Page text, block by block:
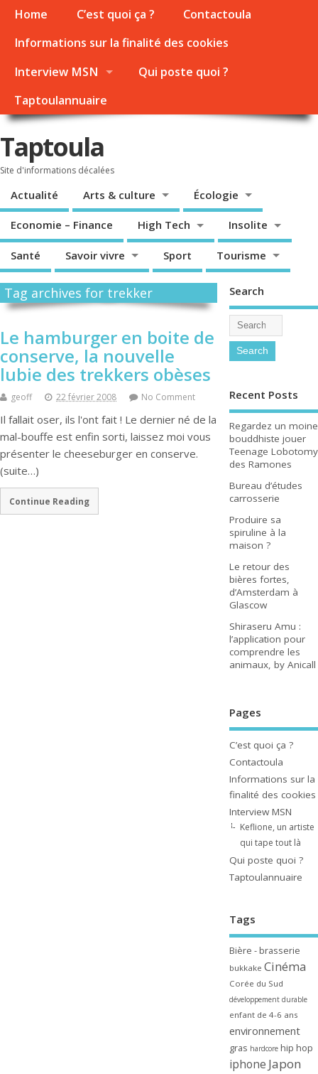
Home C’est quoi ça ?
Contactoula
Informations sur la finalité des cookies
Interview MSN
Qui poste quoi ?
Taptoulannuaire
Taptoula
Site d'informations décalées
Actualité Arts & culture Écologie
Economie – Finance High Tech Insolite
Santé Savoir vivre Sport Tourisme
Tag archives for trekker
Le hamburger en boite de
conserve, la nouvelle
lubie des trekkers obèses
geoff 22 février 2008 No Comment
Il fallait oser, ils l'ont fait ! Le dernier né de la
mal-bouffe est enfin sorti, laissez moi vous
présenter le cheeseburger en conserve.
(suite…)
Continue Reading
Search
Recent Posts
Regardez un moine
bouddhiste jouer
Teenage Lobotomy
des Ramones
Bureau d’études
carrosserie
Produire sa
spiruline à la
maison ?
Le retour des
bières fortes,
d’Amsterdam à
Glascow
Shiraseru Amu :
l’application pour
comprendre les
animaux, by Anicall
Pages
C’est quoi ça ?
Contactoula
Informations sur la
finalité des cookies
Interview MSN
Keflione, un artiste
qui tape tout là
Qui poste quoi ?
Taptoulannuaire
Tags
Bière - brasserie
bukkake Cinéma
Corée du Sud
développement durable
enfant de 4-6 ans
environnement
gras hardcore hip hop
iphone Japon